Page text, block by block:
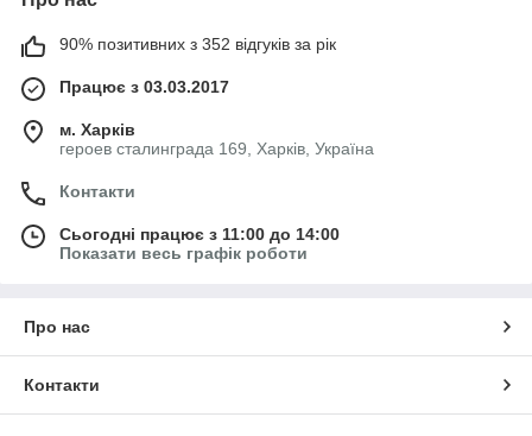
90% позитивних з 352 відгуків за рік
Працює з 03.03.2017
м. Харків
героев сталинграда 169, Харків, Україна
Контакти
Сьогодні працює з 11:00 до 14:00
Показати весь графік роботи
Про нас
Контакти